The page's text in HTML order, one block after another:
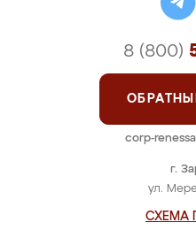
г.
ул.
СХЕМА
8 (800)
corp-